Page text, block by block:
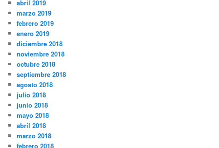
abril 2019
marzo 2019
febrero 2019
enero 2019
diciembre 2018
noviembre 2018
octubre 2018
septiembre 2018
agosto 2018
julio 2018
junio 2018
mayo 2018
abril 2018
marzo 2018
febrero 2018